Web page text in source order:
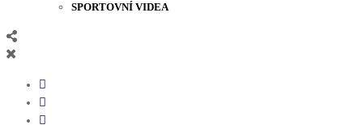
SPORTOVNÍ VIDEA